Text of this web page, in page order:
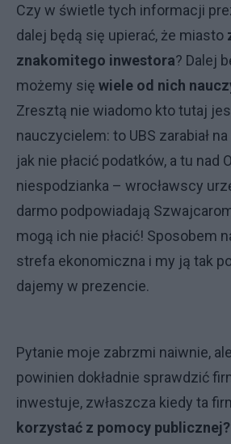
Czy w świetle tych informacji
dalej będą się upierać, że miasto
znakomitego inwestora? Dalej
możemy się wiele od nich
Zresztą nie wiadomo kto tutaj
nauczycielem: to UBS zarabiał
jak nie płacić podatków, a tu nad
niespodzianka – wrocławscy
darmo podpowiadają
mogą ich nie płacić! Sposobem
strefa ekonomiczna i my ją tak
dajemy w prezencie.
Pytanie moje zabrzmi naiwnie,
powinien dokładnie sprawdzić
inwestuje, zwłaszcza kiedy ta
korzystać z pomocy publicznej?